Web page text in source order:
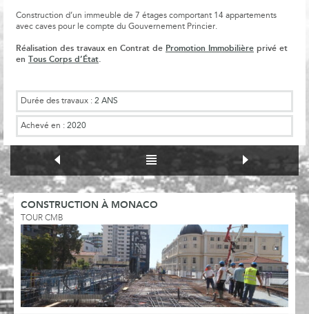
Construction d’un immeuble de 7 étages comportant 14 appartements
avec caves pour le compte du Gouvernement Princier.
Réalisation des travaux en Contrat de Promotion Immobilière privé et
en Tous Corps d’État
Durée des travaux : 2 ANS
Achevé en : 2020
CONSTRUCTION À MONACO
TOUR CMB